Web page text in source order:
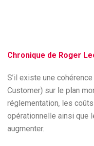
Chronique de Roger
S’il existe une
Customer) sur le plan
réglementation, les
opérationnelle ainsi que
augmenter.